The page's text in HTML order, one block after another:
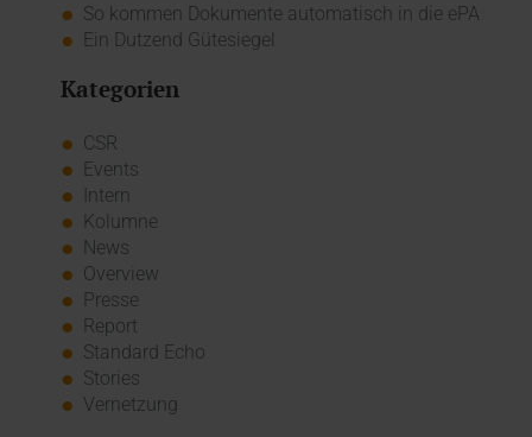
So kommen Dokumente automatisch in die ePA
Ein Dutzend Gütesiegel
Kategorien
CSR
Events
Intern
Kolumne
News
Overview
Presse
Report
Standard Echo
Stories
Vernetzung